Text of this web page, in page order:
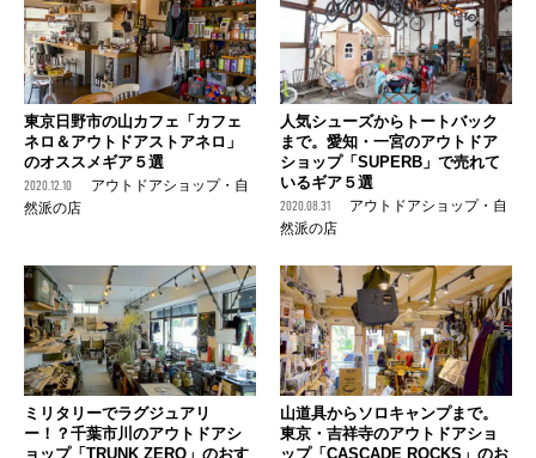
東京日野市の山カフェ「カフェ
ネロ＆アウトドアストアネロ」
のオススメギア５選
2020.12.10
アウトドアショップ・自
然派の店
人気シューズからトートバック
まで。愛知・一宮のアウトドア
ショップ「SUPERB」で売れて
いるギア５選
2020.08.31
アウトドアショップ・自
然派の店
ミリタリーでラグジュアリ
ー！？千葉市川のアウトドアシ
ョップ「TRUNK ZERO」のおす
山道具からソロキャンプまで。
東京・吉祥寺のアウトドアショ
ップ「CASCADE ROCKS」のお